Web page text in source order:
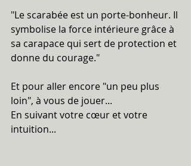
"Le scarabée est un porte-bonheur. Il
symbolise la force intérieure grâce à
sa carapace qui sert de protection et
donne du courage."
Et pour aller encore "un peu plus
loin", à vous de jouer...
En suivant votre cœur et votre
intuition...